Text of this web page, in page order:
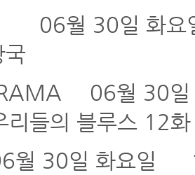
06월 30일 화요
국
06월 30일
리들의 블루스 12화
월 30일 화요일